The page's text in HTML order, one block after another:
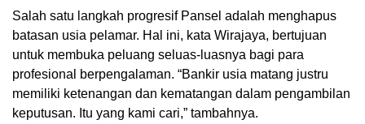
Salah satu langkah progresif Pansel adalah menghapus
batasan usia pelamar. Hal ini, kata Wirajaya, bertujuan
untuk membuka peluang seluas-luasnya bagi para
profesional berpengalaman. “Bankir usia matang justru
memiliki ketenangan dan kematangan dalam pengambilan
keputusan. Itu yang kami cari,” tambahnya.